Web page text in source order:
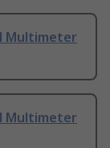
Multimeter
Multimeter